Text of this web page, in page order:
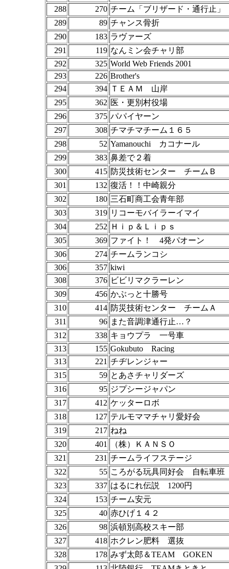
288
270 チーム「ブリザード・通行止」
289
89 チャンス骨折
290
183 ラヴァーズ
291
119 なんミン会チャリ部
292
325 World Web Friends 2001
293
226 Brother's
294
394 ＴＥＡＭ 山岸
295
362 医・更別村役場
296
375 パパイヤーン
297
308 チマチマチーム１６５
298
52 Yamanouchi カコナール
299
383 鼻差で２着
300
415 防災技術センター チームＢ
301
132 復活！！中崎親分
302
180 三石町商工会青年部
303
319 リコーモバイラーイマイ
304
252
Ｈｉｐ＆Ｌｉｐｓ
305
369 ファイト！ 4発パオーン
306
274 チームランコシ
306
357 kiwi
308
376 ビビリマクラーレン
309
456 かぶっと十勝号
310
414 防災技術センター チームＡ
311
96 また音調津通行止…？
312
338 キョウプラ 一号車
313
155 Gokubuto Racing
313
221 チヂレンジャー
315
59 とあさチャリダーズ
316
95 ジプシージャパン
317
412 ケッターロボ
318
127 テルモママチャリ愛好会
319
217 ねね
320
401
（株）ＫＡＮＳＯ
321
231 チームライフステージ
322
55 ころがる玩具同好会 自転車班
323
337 はるにれ伝説 1200円
324
153 チーム安元
325
40 赤ひげ１４２
326
98 浜頓別高校スキー部
327
418 ホクレン肥料 選抜
328
178 みず太郎＆TEAM GOKEN